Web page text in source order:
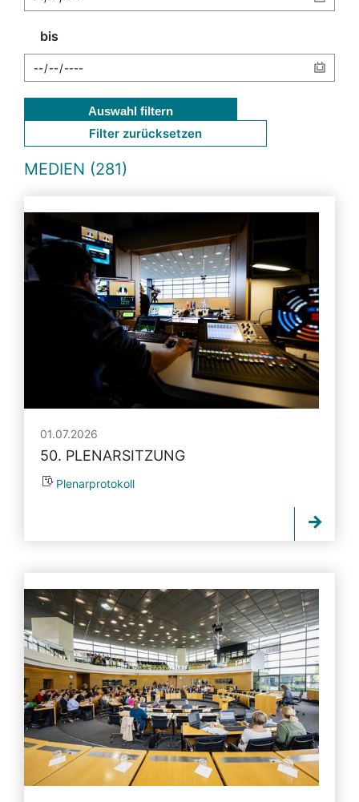
bis
Auswahl filtern
Filter zurücksetzen
MEDIEN (281)
01.07.2026
50. PLENARSITZUNG
Plenarprotokoll